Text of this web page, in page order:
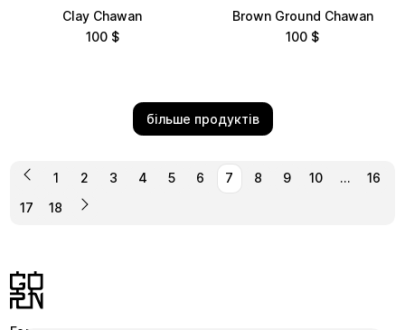
Clay Chawan
100 $
Brown Ground Chawan
100 $
більше продуктів
1 2 3 4 5 6 7 8 9 10 …
16
17
18